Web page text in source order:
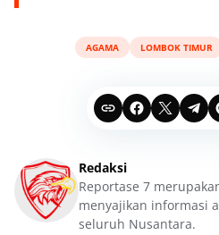
AGAMA LOMBOK TIMUR
Redaksi
Reportase 7
menyajikan informasi
seluruh Nusantara.